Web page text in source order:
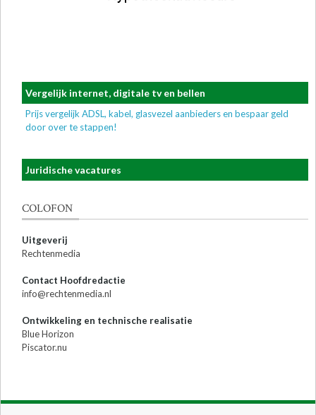
Vergelijk internet, digitale tv en bellen
Prijs vergelijk ADSL, kabel, glasvezel aanbieders en bespaar geld
door over te stappen!
Juridische vacatures
COLOFON
Uitgeverij
Rechtenmedia
Contact Hoofdredactie
info@rechtenmedia.nl
Ontwikkeling en technische realisatie
Blue Horizon
Piscator.nu